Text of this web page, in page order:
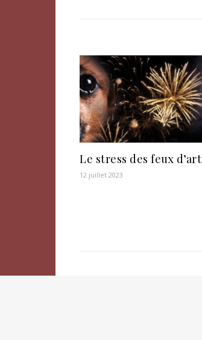
Le stress des feux
12 juillet 2023